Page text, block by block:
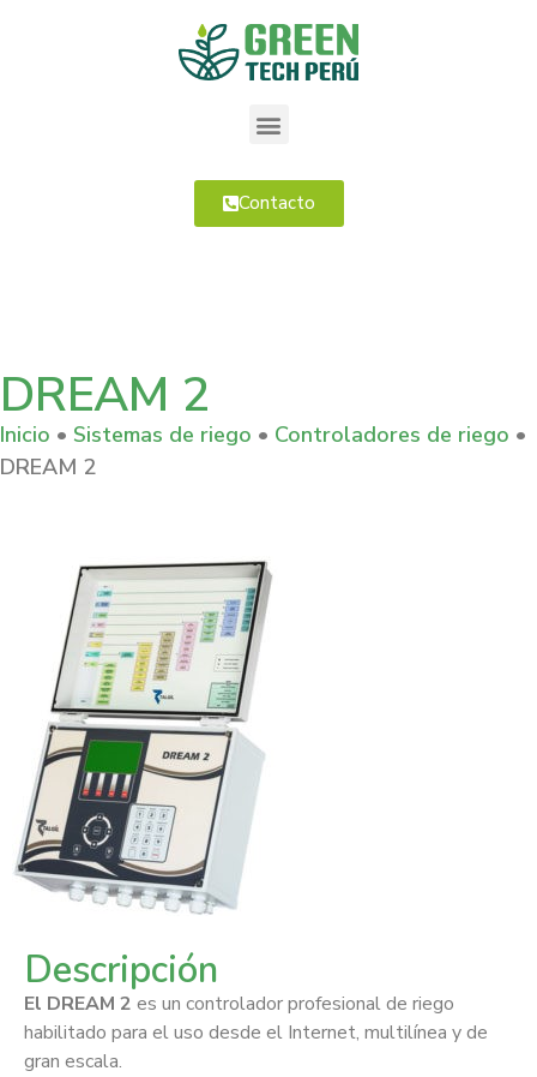
Contacto
DREAM 2
Inicio • Sistemas de riego • Controladores de riego •
DREAM 2
Descripción
El DREAM 2 es un controlador profesional de riego
habilitado para el uso desde el Internet, multilínea y de
gran escala.